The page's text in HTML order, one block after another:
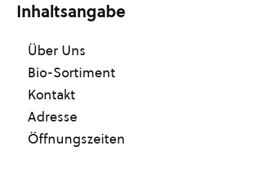
Inhaltsangabe
Über Uns
Bio-Sortiment
Kontakt
Adresse
Öffnungszeiten